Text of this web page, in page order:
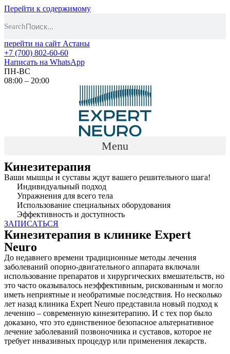
Перейти к содержимому
Search
перейти на сайт Астаны
+7 (700) 802-60-60
Написать на WhatsApp
ПН-ВС
08:00 – 20:00
Menu
Кинезитерапия
Ваши мышцы и суставы ждут вашего решительного шага!
Индивидуальный подход
Упражнения для всего тела
Использование специальных оборудования
Эффективность и доступность
ЗАПИСАТЬСЯ
Кинезитерапия в клинике Expert
Neuro
До недавнего времени традиционные методы лечения
заболеваний опорно-двигательного аппарата включали
использование препаратов и хирургических вмешательств, но
это часто оказывалось неэффективным, рискованным и могло
иметь неприятные и необратимые последствия. Но несколько
лет назад клиника Expert Neuro представила новый подход к
лечению – современную кинезитерапию. И с тех пор было
доказано, что это единственное безопасное альтернативное
лечение заболеваний позвоночника и суставов, которое не
требует инвазивных процедур или применения лекарств.